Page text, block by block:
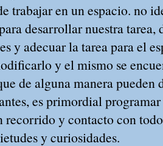
trabajar en un espacio. no
desarrollar nuestra tarea,
y adecuar la tarea para el
y el mismo se
de alguna manera pueden
es primordial
y contacto con
y curiosidades.